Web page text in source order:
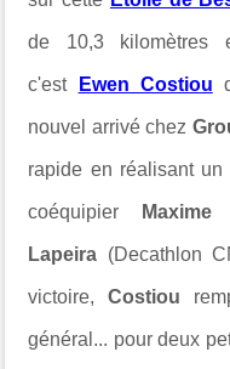
de 10,3 kilomètres
c'est Ewen Costiou
nouvel arrivé chez
rapide en réalisant un
coéquipier Maxime
Lapeira (Decathlon
victoire,Costiou
général... pour deux